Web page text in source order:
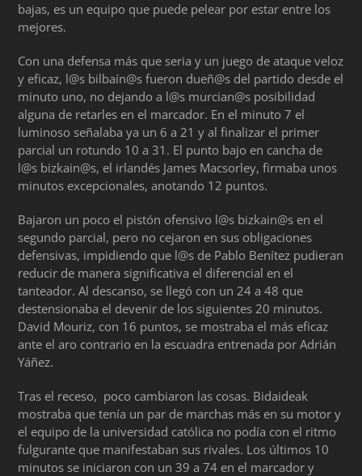
bajas, es un equipo que puede pelear por estar entre los
mejores.
Con una defensa más que seria y un juego de ataque veloz
y eficaz, l@s bilbaín@s fueron dueñ@s del partido desde el
minuto uno, no dejando a l@s murcian@s posibilidad
alguna de retarles en el marcador. En el minuto 7 el
luminoso señalaba ya un 6 a 21 y al finalizar el primer
parcial un rotundo 10 a 31. El punto bajo en cancha de
l@s bizkain@s, el irlandés James Macsorley, firmaba unos
minutos excepcionales, anotando 12 puntos.
Bajaron un poco el pistón ofensivo l@s bizkain@s en el
segundo parcial, pero no cejaron en sus obligaciones
defensivas, impidiendo que l@s de Pablo Benítez pudieran
reducir de manera significativa el diferencial en el
tanteador. Al descanso, se llegó con un 24 a 48 que
destensionaba el devenir de los siguientes 20 minutos.
David Mouriz, con 16 puntos, se mostraba el más eficaz
ante el aro contrario en la escuadra entrenada por Adrián
Yáñez.
Tras el receso, poco cambiaron las cosas. Bidaideak
mostraba que tenía un par de marchas más en su motor y
el equipo de la universidad católica no podía con el ritmo
fulgurante que manifestaban sus rivales. Los últimos 10
minutos se iniciaron con un 39 a 74 en el marcador y